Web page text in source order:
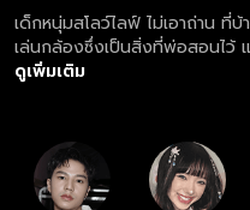
เด็กหนุ่มสโลว์ไลฟ์ ไม่เอาถ่าน ที่
เล่นกล้องซึ่งเป็นสิ่งที่พ่อสอนไว้
เก่า ๆ ไว้เต็ม ห้องนอน แต่เขาก็เ
ดูเพิ่มเติม